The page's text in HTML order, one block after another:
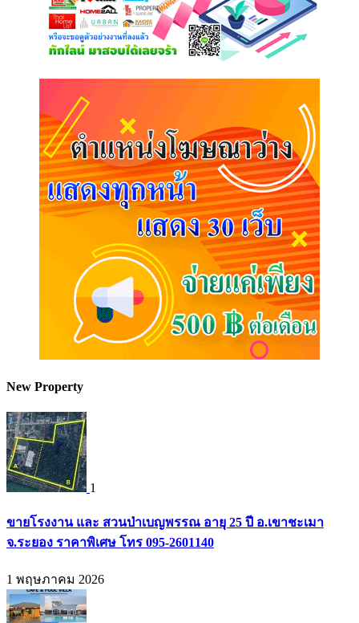
New Property
1
ขายโรงงาน และ สวนป่าเบญพรรณ อายุ 25 ปี อ.เขาชะเมา
จ.ระยอง ราคาพิเศษ โทร 095-2601140
1 พฤษภาคม 2026